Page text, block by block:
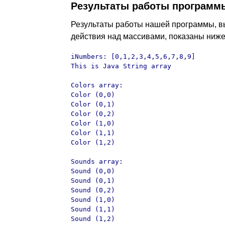
Результаты работы
Результаты работы нашей программы,
действия над массивами, показаны
iNumbers: [0,1,2,3,4,5,6,7,8,9]
This is Java String array
Colors array:
Color (0,0)
Color (0,1)
Color (0,2)
Color (1,0)
Color (1,1)
Color (1,2)
Sounds array:
Sound (0,0)
Sound (0,1)
Sound (0,2)
Sound (1,0)
Sound (1,1)
Sound (1,2)